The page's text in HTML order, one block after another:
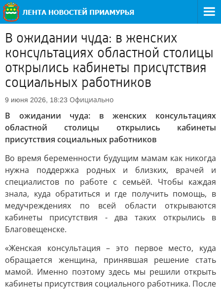
В ожидании чуда: в женских
консультациях областной столицы
открылись кабинеты присутствия
социальных работников
9 июня 2026, 18:23 Официально
В ожидании чуда: в женских консультациях
областной столицы открылись кабинеты
присутствия социальных работников
Во время беременности будущим мамам как никогда
нужна поддержка родных и близких, врачей и
специалистов по работе с семьёй. Чтобы каждая
знала, куда обратиться и где получить помощь, в
медучреждениях по всей области открываются
кабинеты присутствия - два таких открылись в
Благовещенске.
«Женская консультация – это первое место, куда
обращается женщина, принявшая решение стать
мамой. Именно поэтому здесь мы решили открыть
кабинеты присутствия социального работника. После